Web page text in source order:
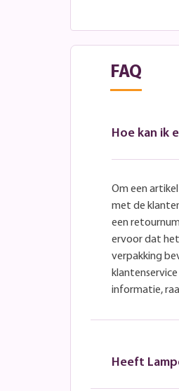
FAQ
Hoe kan ik
Om een
met de
een
ervoor dat
verpakking
informatie,
Heeft